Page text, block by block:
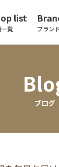
list
一覧 ブラン
ブログ